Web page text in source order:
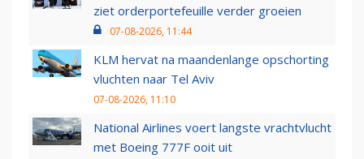
ziet orderportefeuille verder groeien
07-08-2026, 11:44
KLM hervat na maandenlange opschorting
vluchten naar Tel Aviv
07-08-2026, 11:10
National Airlines voert langste vrachtvlucht
met Boeing 777F ooit uit